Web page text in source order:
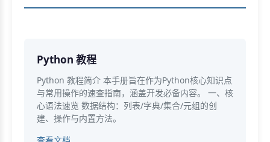
Python 教程
Python 教程简介 本手册旨在作为Python核心知识点
与常用操作的速查指南，涵盖开发必备内容。 一、核
心语法速览 数据结构：列表/字典/集合/元组的创
建、操作与内置方法。
查看文档